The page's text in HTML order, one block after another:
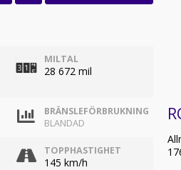
MILTAL
28 672 mil
BRÄNSLEFÖRBRUKNING
BLANDAD
TOPPHASTIGHET
145 km/h